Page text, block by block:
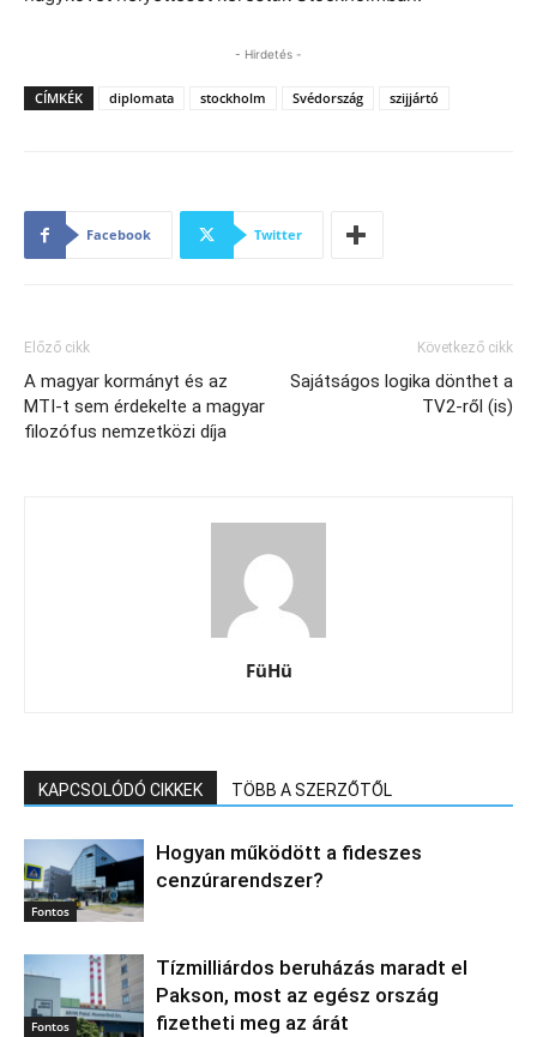
- Hirdetés -
CÍMKÉK diplomata stockholm Svédország szijjártó
Facebook Twitter
Előző cikk
A magyar kormányt és az
MTI-t sem érdekelte a magyar
filozófus nemzetközi díja
Következő cikk
Sajátságos logika dönthet a
TV2-ről (is)
FüHü
KAPCSOLÓDÓ CIKKEK TÖBB A SZERZŐTŐL
Fontos
Hogyan működött a fideszes
cenzúrarendszer?
Fontos
Tízmilliárdos beruházás maradt el
Pakson, most az egész ország
fizetheti meg az árát